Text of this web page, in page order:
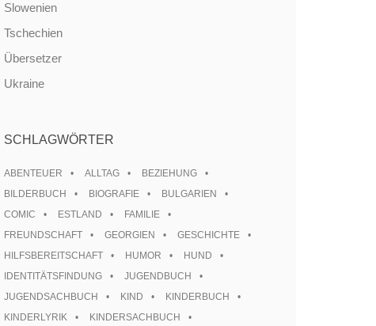
Slowenien
Tschechien
Übersetzer
Ukraine
SCHLAGWÖRTER
ABENTEUER ALLTAG
BEZIEHUNG
BILDERBUCH
BIOGRAFIE
BULGARIEN
COMIC
ESTLAND
FAMILIE
FREUNDSCHAFT
GEORGIEN
GESCHICHTE
HILFSBEREITSCHAFT
HUMOR
HUND
IDENTITÄTSFINDUNG
JUGENDBUCH
JUGENDSACHBUCH
KIND
KINDERBUCH
KINDERLYRIK
KINDERSACHBUCH